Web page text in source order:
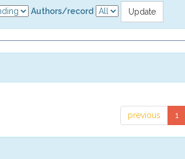
Authors/record
previous 1